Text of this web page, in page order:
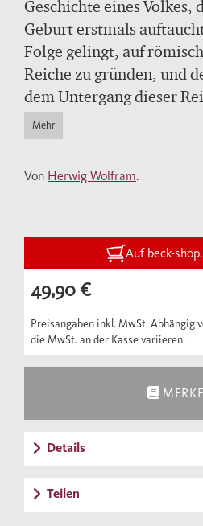
Geschichte eines Volkes,
Geburt erstmals
Folge gelingt, auf
Reiche zu gründen, und
dem Untergang dieser
- ist nicht leicht zu
hat Herwig Wolfram
geschlossen." (Der Spiegel)
Mehr
Von Herwig Wolfram.
Auf beck-
49,90 €
Preisangaben inkl. MwSt. Abhängig
die MwSt. an der Kasse variieren.
Details
Teilen